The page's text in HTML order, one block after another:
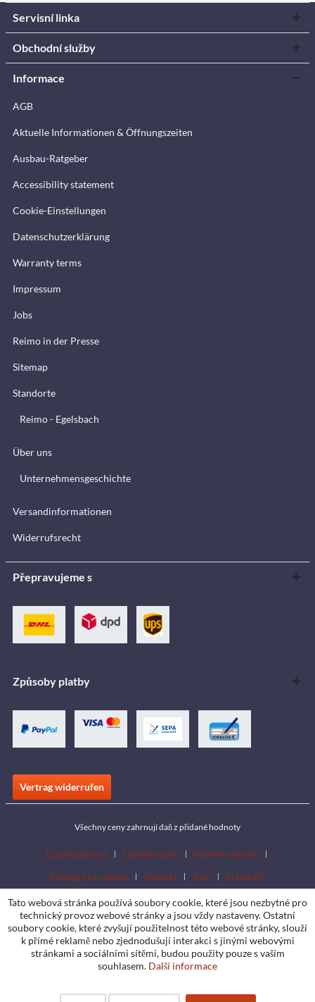
Servisní linka
Obchodní služby
Informace
AGB
Aktuelle Informationen & Öffnungszeiten
Ausbau-Ratgeber
Accessibility statement
Cookie-Einstellungen
Datenschutzerklärung
Warranty terms
Impressum
Jobs
Reimo in der Presse
Sitemap
Standorte
Reimo - Egelsbach
Über uns
Unternehmensgeschichte
Versandinformationen
Widerrufsrecht
Přepravujeme s
Způsoby platby
Vertrag widerrufen
Všechny ceny zahrnují daň z přidané hodnoty
Download area Händlersuche
Händler werden
Katalogy ke stažení
Kontakt Jobs Standorte
Tato webová stránka používá soubory cookie, které jsou nezbytné pro
technický provoz webové stránky a jsou vždy nastaveny. Ostatní
soubory cookie, které zvyšují použitelnost této webové stránky, slouží
k přímé reklamě nebo zjednodušují interakci s jinými webovými
stránkami a sociálními sítěmi, budou použity pouze s vaším
souhlasem. Další informace